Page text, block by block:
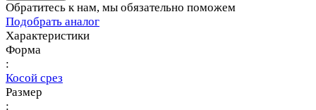
Обратитесь к нам, мы обязательно поможем
Подобрать аналог
Характеристики
Форма
:
Косой срез
Размер
: